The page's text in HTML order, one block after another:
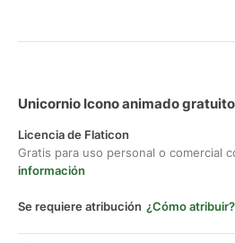
Unicornio Icono animado gratuito
Licencia de Flaticon
Gratis para uso personal o comercial
información
Se requiere atribución ¿Cómo atribuir?